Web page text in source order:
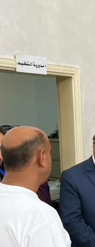
دعوة رفاق السلاح